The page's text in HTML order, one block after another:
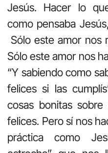
Jesús. Hacer lo
como pensaba
Sólo este amor nos
Sólo este amor nos
“Y sabiendo como
felices si las
cosas bonitas
felices. Pero sí nos
práctica como